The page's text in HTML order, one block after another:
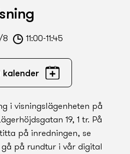
8 11:00-11:45
kalender
i visnings­lägenheten på
19, 1 tr. På
på inredningen, se
på rundtur i vår digital